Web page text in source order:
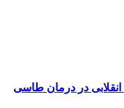
در درمان طاسی